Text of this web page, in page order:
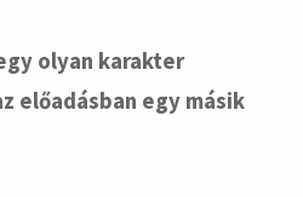
olyan karakter
előadásban egy másik